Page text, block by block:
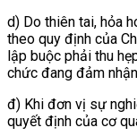
d) Do thiên tai, hỏa
theo quy định của
lập buộc phải thu
chức đang đảm
đ) Khi đơn vị sự
quyết định của cơ